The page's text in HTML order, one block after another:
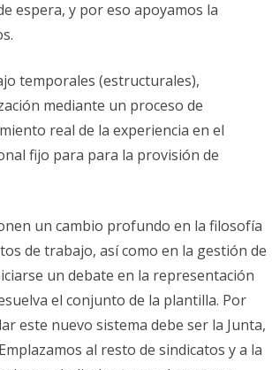
espera, y por eso apoyamos la
temporales (estructurales),
mediante un proceso de
real de la experiencia en el
fijo para para la provisión de
un cambio profundo en la filosofía
de trabajo, así como en la gestión de
un debate en la representación
el conjunto de la plantilla. Por
este nuevo sistema debe ser la Junta,
al resto de sindicatos y a la